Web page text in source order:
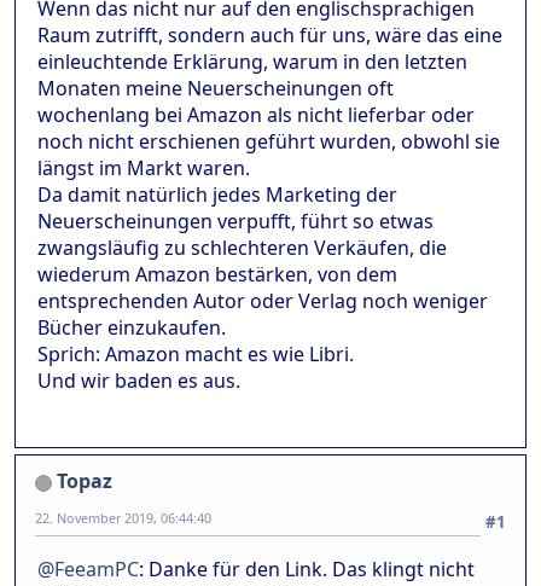
Wenn das nicht nur auf den englischsprachigen
Raum zutrifft, sondern auch für uns, wäre das eine
einleuchtende Erklärung, warum in den letzten
Monaten meine Neuerscheinungen oft
wochenlang bei Amazon als nicht lieferbar oder
noch nicht erschienen geführt wurden, obwohl sie
längst im Markt waren.
Da damit natürlich jedes Marketing der
Neuerscheinungen verpufft, führt so etwas
zwangsläufig zu schlechteren Verkäufen, die
wiederum Amazon bestärken, von dem
entsprechenden Autor oder Verlag noch weniger
Bücher einzukaufen.
Sprich: Amazon macht es wie Libri.
Und wir baden es aus.
Topaz
#1
22. November 2019, 06:44:40
@FeeamPC: Danke für den Link. Das klingt nicht